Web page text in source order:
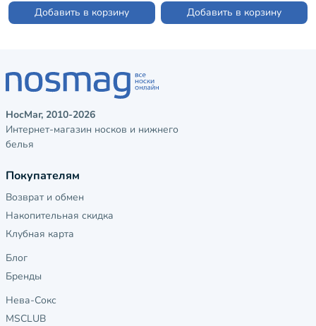
Добавить в корзину Добавить в корзину
НосМаг, 2010-2026
Интернет-магазин носков и нижнего
белья
Покупателям
Возврат и обмен
Накопительная скидка
Клубная карта
Блог
Бренды
Нева-Сокс
MSCLUB